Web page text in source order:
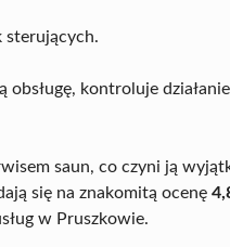
sterujących.
obsługę, kontroluje
saun, co czyni ją
się na znakomitą ocenę
w Pruszkowie.